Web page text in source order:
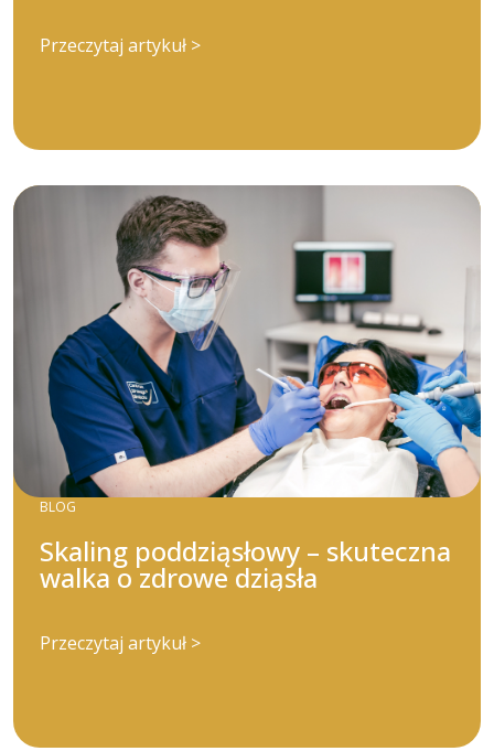
wiedzieć!
Przeczytaj artykuł >
BLOG
Skaling poddziąsłowy – skuteczna
walka o zdrowe dziąsła
Przeczytaj artykuł >